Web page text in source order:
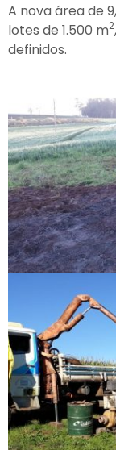
A nova área de
lotes de 1.500 m2
definidos.